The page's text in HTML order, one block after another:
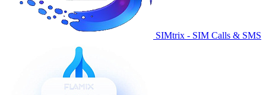
SIMtrix - SIM Calls & SMS